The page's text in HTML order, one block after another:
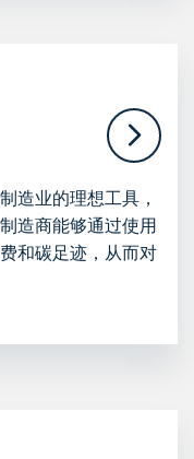
造业的理想工具，
造商能够通过使用
和碳足迹，从而对